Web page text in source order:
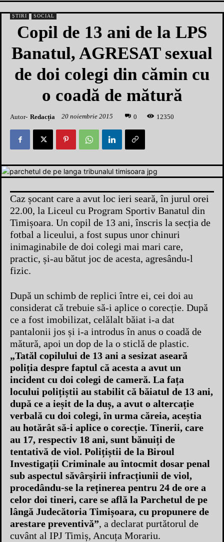
ȘTIRI SOCIAL
Copil de 13 ani de la LPS
Banatul, AGRESAT sexual
de doi colegi din cămin cu
o coadă de mătură
Autor- Redacția 20 noiembrie 2015 0 1 2350
Caz șocant care a avut loc ieri seară, în jurul orei
22.00, la Liceul cu Program Sportiv Banatul din
Timișoara. Un copil de 13 ani, înscris la secția de
fotbal a liceului, a fost supus unor chinuri
inimaginabile de doi colegi mai mari care,
practic, și-au bătut joc de acesta, agresându-l
fizic.
După un schimb de replici între ei, cei doi au
considerat că trebuie să-i aplice o corecție. După
ce a fost imobilizat, celălalt băiat i-a dat
pantalonii jos și i-a introdus în anus o coadă de
mătură, apoi un dop de la o sticlă de plastic.
„Tatăl copilului de 13 ani a sesizat aseară
poliția despre faptul că acesta a avut un
incident cu doi colegi de cameră. La fața
locului polițiștii au stabilit că băiatul de 13 ani,
după ce a ieșit de la duș, a avut o altercație
verbală cu doi colegi, în urma căreia, aceștia
au hotărât să-i aplice o corecție. Tinerii, care
au 17, respectiv 18 ani, sunt bănuiți de
tentativă de viol. Polițiștii de la Biroul
Investigații Criminale au întocmit dosar penal
sub aspectul săvârșirii infracțiunii de viol,
procedându-se la reținerea pentru 24 de ore a
celor doi tineri, care se află la Parchetul de pe
lângă Judecătoria Timișoara, cu propunere de
arestare preventivă”, a declarat purtătorul de
cuvânt al IPJ Timiș, Ancuța Morariu.